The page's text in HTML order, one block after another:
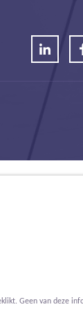
Geen van deze